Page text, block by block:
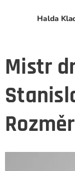
Halda
Mistr